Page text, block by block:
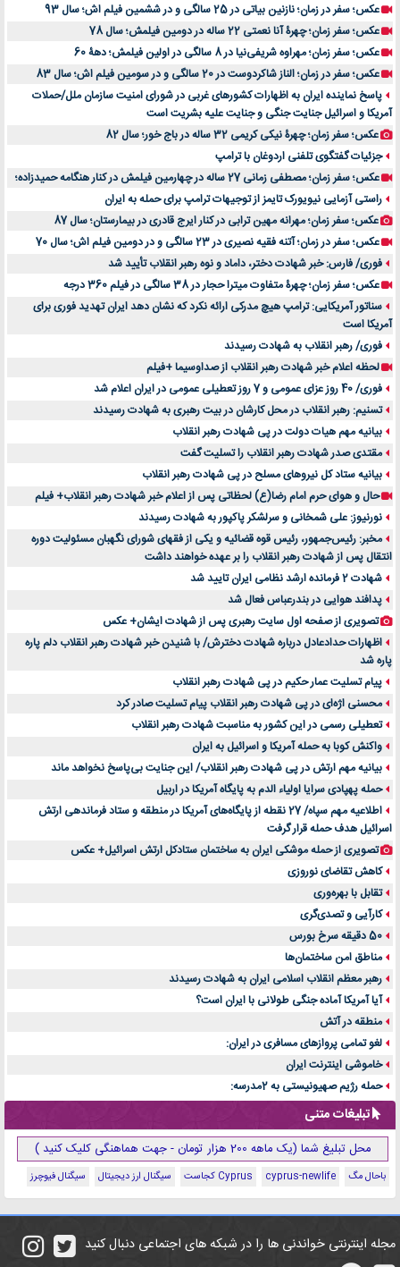
عکس؛ سفر در زمان؛ نازنین بیاتی در 25 سالگی و در ششمین فیلم اش؛ سال 93
عکس؛ سفر زمان؛ چهرۀ آنا نعمتی 22 ساله در دومین فیلمش؛ سال 78
عکس؛ سفر زمان؛ مهراوه شریفی‌نیا در 8 سالگی در اولین فیلمش؛ دهۀ 60
عکس؛ سفر در زمان؛ الناز شاکردوست در 20 سالگی و در سومین فیلم اش؛ سال 83
پاسخ نماینده ایران به اظهارات کشورهای غربی در شورای امنیت سازمان ملل/حملات
آمریکا و اسرائیل جنایت جنگی و جنایت علیه بشریت است
عکس؛ سفر زمان؛ چهرۀ نیکی کریمی 32 ساله در باج خور؛ سال 82
جزئیات گفتگوی تلفنی اردوغان با ترامپ
عکس؛ سفر زمان؛ مصطفی زمانی 27 ساله در چهارمین فیلمش در کنار هنگامه حمیدزاده؛
راستی آزمایی نیویورک تایمز از توجیهات ترامپ برای حمله به ایران
عکس؛ سفر زمان؛ مهرانه مهین ترابی در کنار ایرج قادری در بیمارستان؛ سال 87
عکس؛ سفر در زمان؛ آتنه فقیه نصیری در 23 سالگی و در دومین فیلم اش؛ سال 70
فوری/ فارس: خبر شهادت دختر، داماد و نوه رهبر انقلاب تأیید شد
عکس؛ سفر زمان؛ چهرۀ متفاوت میترا حجار در 38 سالگی در فیلم 360 درجه
سناتور آمریکایی: ترامپ هیچ مدرکی ارائه نکرد که نشان دهد ایران تهدید فوری برای
آمریکا است
فوری/ رهبر انقلاب به شهادت رسیدند
لحظه اعلام خبر شهادت رهبر انقلاب از صداوسیما +فیلم
فوری/ 40 روز عزای عمومی و 7 روز تعطیلی عمومی در ایران اعلام شد
تسنیم: رهبر انقلاب در محل کارشان در بیت رهبری به شهادت رسیدند
بیانیه مهم هیات دولت در پی شهادت رهبر انقلاب
مقتدی صدر شهادت رهبر انقلاب را تسلیت گفت
بیانیه ستاد کل نیروهای مسلح در پی شهادت رهبر انقلاب
حال و هوای حرم امام رضا(ع) لحظاتی پس از اعلام خبر شهادت رهبر انقلاب+ فیلم
نورنیوز: علی شمخانی و سرلشکر پاکپور به شهادت رسیدند
مخبر: رئیس‌جمهور، رئیس قوه ‌قضائیه و یکی از فقهای شورای نگهبان مسئولیت دوره
انتقال پس ‌از شهادت رهبر انقلاب را بر عهده خواهند داشت
شهادت 2 فرمانده ارشد نظامی ایران تایید شد
پدافند هوایی در بندرعباس فعال شد
تصویری از صفحه اول سایت رهبری پس از شهادت ایشان+ عکس
اظهارات حدادعادل درباره شهادت دخترش/ با شنیدن خبر شهادت رهبر انقلاب دلم پاره
پاره شد
پیام تسلیت عمار حکیم در پی شهادت رهبر انقلاب
محسنی اژه‌ای در پی شهادت رهبر انقلاب پیام تسلیت صادر کرد
تعطیلی رسمی در این کشور به مناسبت شهادت رهبر انقلاب
واکنش کوبا به حمله آمریکا و اسرائیل به ایران
بیانیه مهم ارتش در پی شهادت رهبر انقلاب/ این جنایت بی‌پاسخ نخواهد ماند
حمله پهپادی سرایا اولیاء الدم به پایگاه آمریکا در اربیل
اطلاعیه مهم سپاه/ 27 نقطه از پایگاه‌های آمریکا در منطقه و ستاد فرماندهی ارتش
اسرائیل هدف حمله قرار گرفت
تصویری از حمله موشکی ایران به ساختمان ستادکل ارتش اسرائیل+ عکس
کاهش تقاضای نوروزی
تقابل با بهره‌وری
کارآیی و تصدی‌گری
50 دقیقه سرخ بورس
مناطق امن ساختمان‌ها
رهبر معظم انقلاب اسلامی ایران به شهادت رسیدند
آیا آمریکا آماده جنگی طولانی با ایران است؟
منطقه در آتش
لغو تمامی پروازهای مسافری در ایران:
خاموشی اینترنت ایران
حمله رژیم صهیونیستی به 2مدرسه:
تبلیغات متنی
محل تبلیغ شما (یک ماهه 200 هزار تومان - جهت هماهنگی کلیک کنید )
باحال مگ cyprus-newlife Cyprus کجاست سیگنال ارز دیجیتال سیگنال فیوچرز
مجله اینترنتی خواندنی ها را در شبکه های اجتماعی دنبال کنید